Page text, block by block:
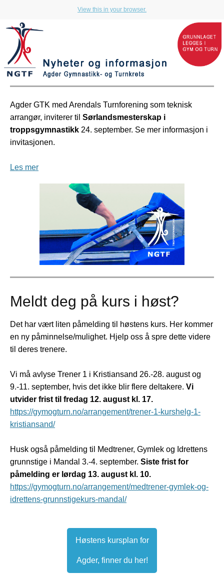
View this in your browser.
Agder GTK med Arendals Turnforening som teknisk
arrangør, inviterer til Sørlandsmesterskap i
troppsgymnastikk 24. september. Se mer informasjon i
invitasjonen.
Les mer
Meldt deg på kurs i høst?
Det har vært liten påmelding til høstens kurs. Her kommer
en ny påminnelse/mulighet. Hjelp oss å spre dette videre
til deres trenere.
Vi må avlyse Trener 1 i Kristiansand 26.-28. august og
9.-11. september, hvis det ikke blir flere deltakere. Vi
utvider frist til fredag 12. august kl. 17.
https://gymogturn.no/arrangement/trener-1-kurshelg-1-
kristiansand/
Husk også påmelding til Medtrener, Gymlek og Idrettens
grunnstige i Mandal 3.-4. september. Siste frist for
påmelding er lørdag 13. august kl. 10.
https://gymogturn.no/arrangement/medtrener-gymlek-og-
idrettens-grunnstigekurs-mandal/
Høstens kursplan for
Agder, finner du her!